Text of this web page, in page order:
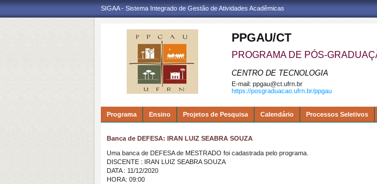
SIGAA - Sistema Integrado de Gestão de Atividades Acadêmicas
PPGAU/CT
PROGRAMA DE PÓS-
CENTRO DE TECNOLOGIA
E-mail: ppgau@ct.ufrn.br
https://posgraduacao.ufrn.br/ppgau
Programa Ensino Projetos de Pesquisa Calendário Processos Seletivos
Banca de DEFESA: IRAN LUIZ SEABRA SOUZA
Uma banca de DEFESA de MESTRADO foi cadastrada pelo programa.
DISCENTE : IRAN LUIZ SEABRA SOUZA
DATA : 11/12/2020
HORA: 09:00